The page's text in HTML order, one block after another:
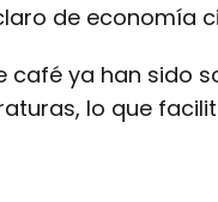
de economía
café ya han sido
lo que